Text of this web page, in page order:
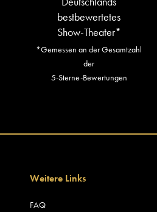
bestbewertetes
Show-Theater*
*Gemessen an der Gesamtzahl
der
5-Sterne-Bewertungen
Weitere Links
FAQ